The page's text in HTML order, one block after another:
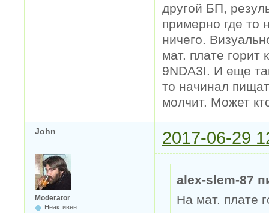
другой БП,
примерно где то
ничего.
мат. плате горит
9NDA3I. И еще
то начинал
молчит. Может
John 2017-06-29
Moderator
Неактивен
alex-slem-87
На мат. плате